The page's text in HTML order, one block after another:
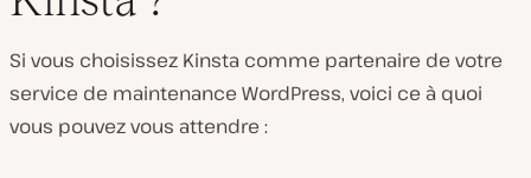
Si vous choisissez Kinsta comme partenaire de votre
service de maintenance WordPress, voici ce à quoi
vous pouvez vous attendre :